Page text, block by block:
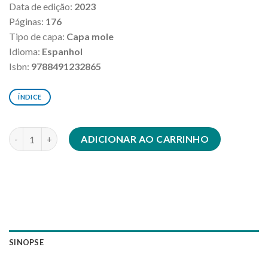
Data de edição: 2023
Páginas: 176
Tipo de capa: Capa mole
Idioma: Espanhol
Isbn: 9788491232865
ÍNDICE
Conflictos de derechos fundamentales en el espacio público
ADICIONAR AO CARRINHO
SINOPSE